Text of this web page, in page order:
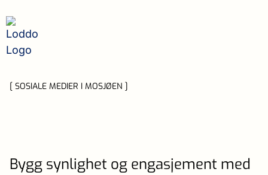
[ SOSIALE MEDIER I MOSJØEN ]
Bygg synlighet og engasjement med